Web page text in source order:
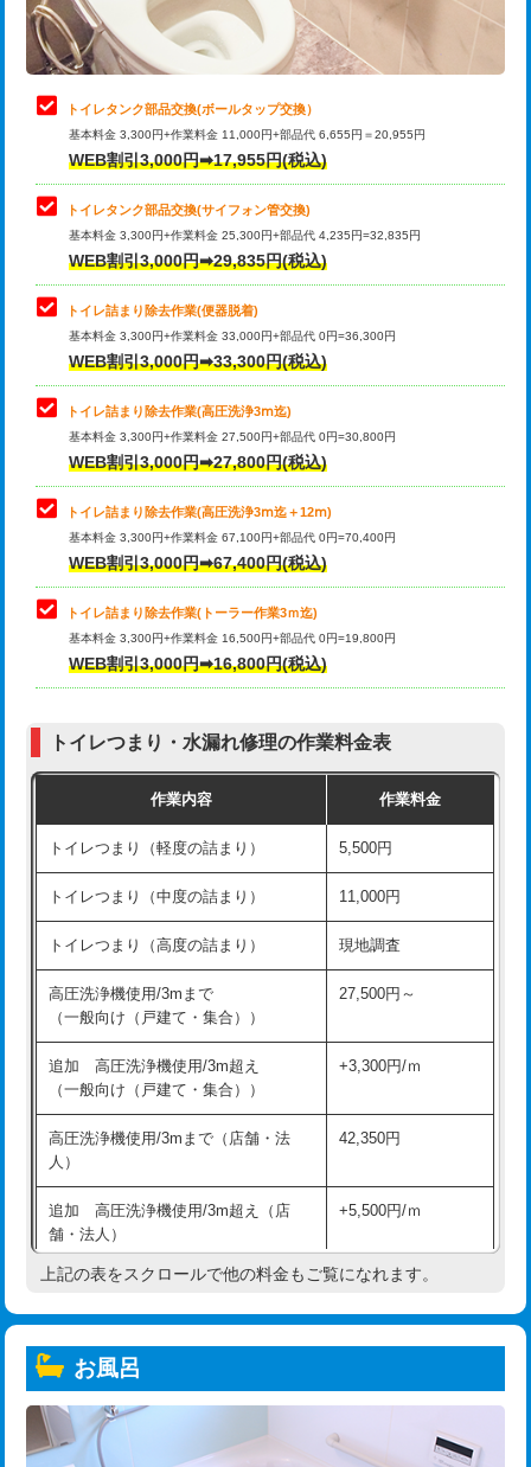
トイレタンク部品交換(ボールタップ交換）
基本料金 3,300円+作業料金 11,000円+部品代 6,655円＝20,955円
WEB割引3,000円➡17,955円(税込)
トイレタンク部品交換(サイフォン管交換)
基本料金 3,300円+作業料金 25,300円+部品代 4,235円=32,835円
WEB割引3,000円➡29,835円(税込)
トイレ詰まり除去作業(便器脱着)
基本料金 3,300円+作業料金 33,000円+部品代 0円=36,300円
WEB割引3,000円➡33,300円(税込)
トイレ詰まり除去作業(高圧洗浄3ⅿ迄)
基本料金 3,300円+作業料金 27,500円+部品代 0円=30,800円
WEB割引3,000円➡27,800円(税込)
トイレ詰まり除去作業(高圧洗浄3ⅿ迄＋12ⅿ)
基本料金 3,300円+作業料金 67,100円+部品代 0円=70,400円
WEB割引3,000円➡67,400円(税込)
トイレ詰まり除去作業(トーラー作業3ｍ迄)
基本料金 3,300円+作業料金 16,500円+部品代 0円=19,800円
WEB割引3,000円➡16,800円(税込)
トイレつまり・水漏れ修理の作業料金表
作業内容 作業料金
トイレつまり（軽度の詰まり） 5,500円
トイレつまり（中度の詰まり） 11,000円
トイレつまり（高度の詰まり） 現地調査
高圧洗浄機使用/3mまで
（一般向け（戸建て・集合））
27,500円～
追加 高圧洗浄機使用/3m超え
（一般向け（戸建て・集合））
+3,300円/ｍ
高圧洗浄機使用/3mまで（店舗・法
人）
42,350円
追加 高圧洗浄機使用/3m超え（店
舗・法人）
+5,500円/ｍ
高度高圧洗浄換 現地調査
トーラー機使用/3mまで
追加トーラー機使用/3m超え
上記の表をスクロールで他の料金もご覧になれます。
お風呂